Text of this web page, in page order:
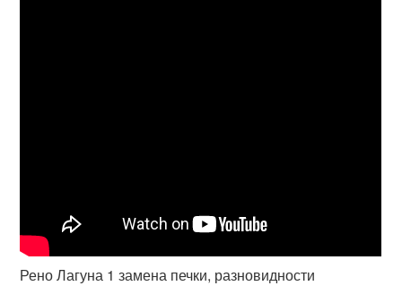
Рено Лагуна 1 замена печки, разновидности